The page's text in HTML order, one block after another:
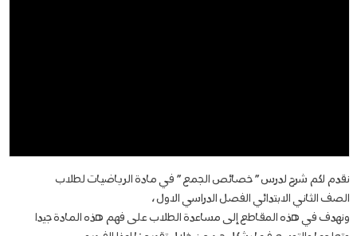
نقدم لكم شرح لدرس ” خصائص الجمع ” في مادة الرياضيات لطلاب
الصف الثاني الابتدائي الفصل الدراسي الاول ،
ونهدف في هذه المقاطع إلى مساعدة الطلاب على فهم هذه المادة جيدا